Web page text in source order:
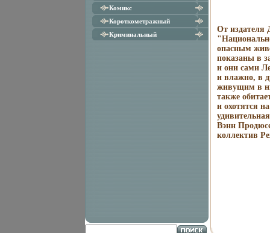
Комикс
Короткометражный
Криминальный
От издателя
опасным
показаны в
и они сами
и влажно, в
живущим в
также
и охотятся
Вэнн
коллектив